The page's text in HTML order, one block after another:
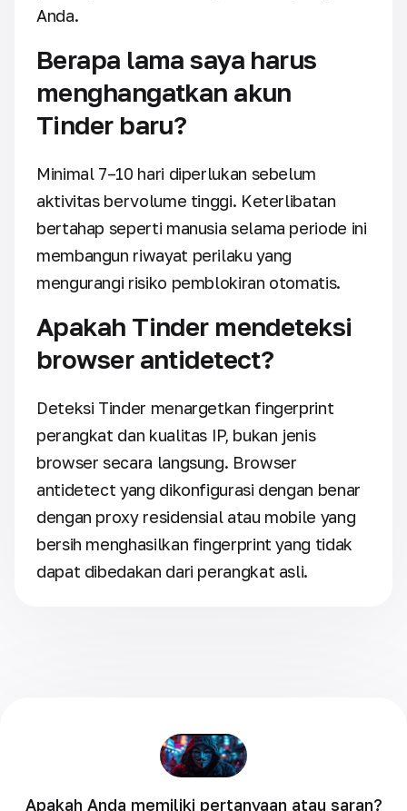
Anda.
Berapa lama saya harus
menghangatkan akun
Tinder baru?
Minimal 7–10 hari diperlukan sebelum
aktivitas bervolume tinggi. Keterlibatan
bertahap seperti manusia selama periode ini
membangun riwayat perilaku yang
mengurangi risiko pemblokiran otomatis.
Apakah Tinder mendeteksi
browser antidetect?
Deteksi Tinder menargetkan fingerprint
perangkat dan kualitas IP, bukan jenis
browser secara langsung. Browser
antidetect yang dikonfigurasi dengan benar
dengan proxy residensial atau mobile yang
bersih menghasilkan fingerprint yang tidak
dapat dibedakan dari perangkat asli.
Apakah Anda memiliki pertanyaan atau saran?